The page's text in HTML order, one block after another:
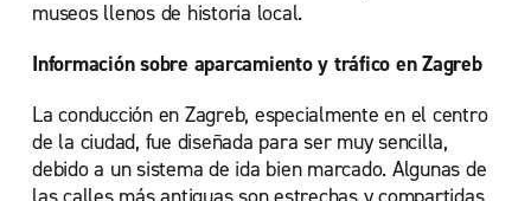
museos llenos de historia local.
Información sobre aparcamiento y tráfico en Zagreb
La conducción en Zagreb, especialmente en el centro
de la ciudad, fue diseñada para ser muy sencilla,
debido a un sistema de ida bien marcado. Algunas de